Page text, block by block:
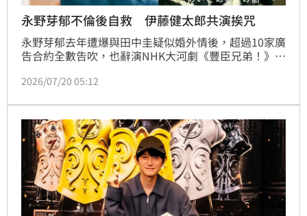
永野芽郁不倫後自救 伊藤健太郎共演挨咒
永野芽郁去年遭爆與田中圭疑似婚外情後，超過10家廣
告合約全數告吹，也辭演NHK大河劇《豐臣兄弟！》，
活動放話：「我絕對不會退出演藝圈！」但據日媒報
男，她是我女友》。
2026/07/20 05:12